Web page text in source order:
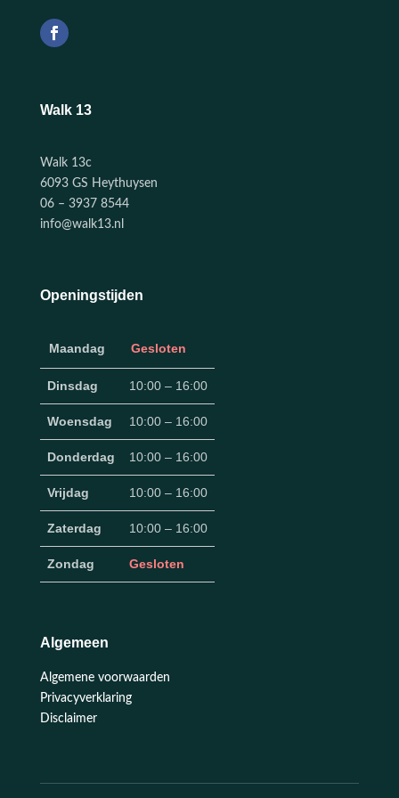
Walk 13
Walk 13c
6093 GS Heythuysen
06 – 3937 8544
info@walk13.nl
Openingstijden
Maandag Gesloten
Dinsdag 10:00 – 16:00
Woensdag 10:00 – 16:00
Donderdag 10:00 – 16:00
Vrijdag 10:00 – 16:00
Zaterdag 10:00 – 16:00
Zondag Gesloten
Algemeen
Algemene voorwaarden
Privacyverklaring
Disclaimer